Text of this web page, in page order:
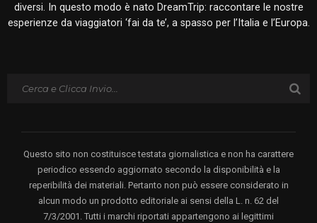
diversi. In questo modo è nato DreamTrip: raccontare le nostre
esperienze da viaggiatori ‘fai da te’, a spasso per l’Italia e l’Europa.
Questo sito non costituisce testata giornalistica e non ha carattere
periodico essendo aggiornato secondo la disponibilità e la
reperibilità dei materiali. Pertanto non può essere considerato in
alcun modo un prodotto editoriale ai sensi della L. n. 62 del
7/3/2001. Tutti i marchi riportati appartengono ai legittimi